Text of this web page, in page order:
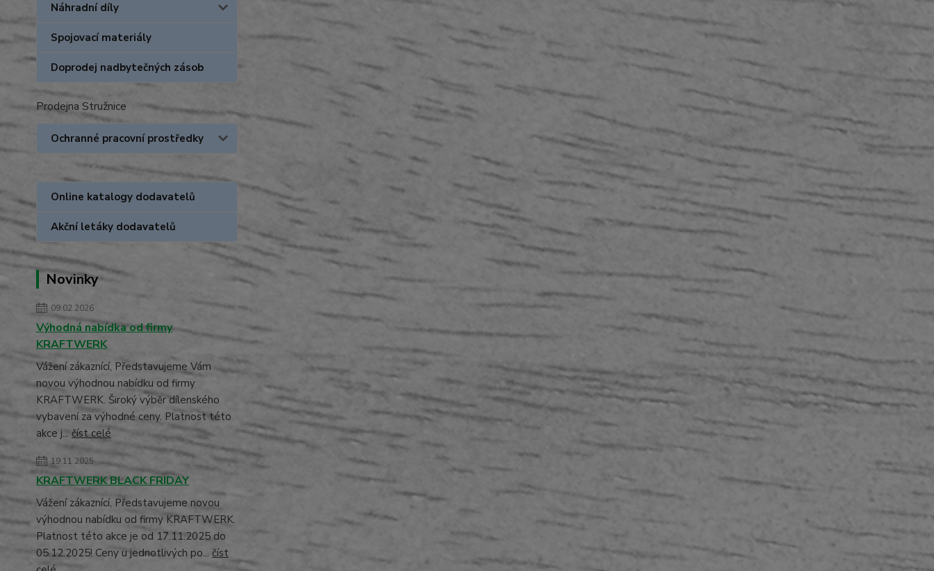
Náhradní díly
Spojovací materiály
Doprodej nadbytečných zásob
Prodejna Stružnice
Ochranné pracovní prostředky
Online katalogy dodavatelů
Akční letáky dodavatelů
Novinky
09.02.2026
Výhodná nabídka od firmy
KRAFTWERK
Vážení zákaznící, Představujeme Vám
novou výhodnou nabídku od firmy
KRAFTWERK. Široký výběr dílenského
vybavení za výhodné ceny. Platnost této
akce j... číst celé
19.11.2025
KRAFTWERK BLACK FRIDAY
Vážení zákaznící, Představujeme novou
výhodnou nabídku od firmy KRAFTWERK.
Platnost této akce je od 17.11.2025 do
05.12.2025! Ceny u jednotlivých po... číst